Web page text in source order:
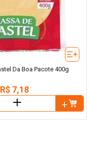
Da Boa Pacote 400g
R$ 7,18
＋